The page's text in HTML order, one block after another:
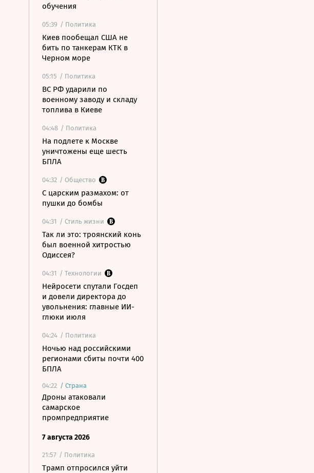
обучения
05:39 / Политика
Киев пообещал США не
бить по танкерам КТК в
Черном море
05:15 / Политика
ВС РФ ударили по
военному заводу и складу
топлива в Киеве
04:48 / Политика
На подлете к Москве
уничтожены еще шесть
БПЛА
04:32 / Общество
С царским размахом: от
пушки до бомбы
04:31 / Стиль жизни
Так ли это: троянский конь
был военной хитростью
Одиссея?
04:31 / Технологии
Нейросети спутали Госдеп
и довели директора до
увольнения: главные ИИ-
глюки июля
04:24 / Политика
Ночью над российскими
регионами сбиты почти 400
БПЛА
04:22 / Страна
Дроны атаковали
самарское
промпредприятие
7 августа 2026
21:57 / Политика
Трамп отпросился уйти